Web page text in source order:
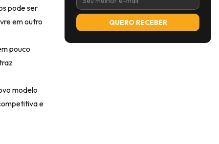
pode ser
em outro
pouco
modelo
e
QUERO RECEBER